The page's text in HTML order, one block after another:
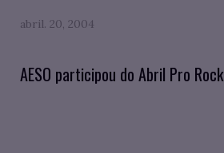
abril. 20, 2004
AESO participou do Abril Pro Rock